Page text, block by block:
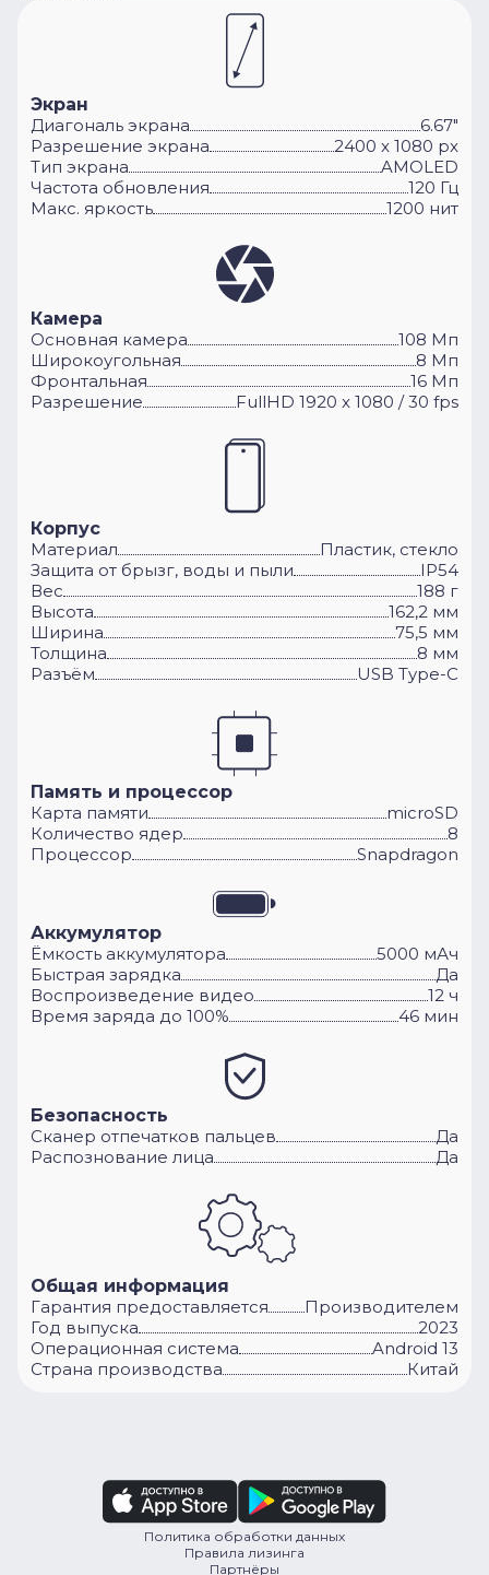
Экран
Диагональ экрана
6.67"
Разрешение экрана
2400 x 1080 px
Тип экрана
AMOLED
Частота обновления
120 Гц
Макс. яркость
1200 нит
Камера
Основная камера
108 Мп
Широкоугольная
8 Мп
Фронтальная
16 Мп
Разрешение
FullHD 1920 x 1080 / 30 fps
Корпус
Материал
Пластик, стекло
Защита от брызг, воды и пыли
IP54
Вес
188 г
Высота
162,2 мм
Ширина
75,5 мм
Толщина
8 мм
Разъём
USB Type-C
Память и процессор
Карта памяти
microSD
Количество ядер
8
Процессор
Snapdragon
Аккумулятор
Ёмкость аккумулятора
5000 мАч
Быстрая зарядка
Да
Воспроизведение видео
12 ч
Время заряда до 100%
46 мин
Безопасность
Сканер отпечатков пальцев
Да
Распознование лица
Да
Общая информация
Гарантия предоставляется
Производителем
Год выпуска
2023
Операционная система
Android 13
Cтрана производства
Китай
Политика обработки данных
Правила лизинга
Партнёры